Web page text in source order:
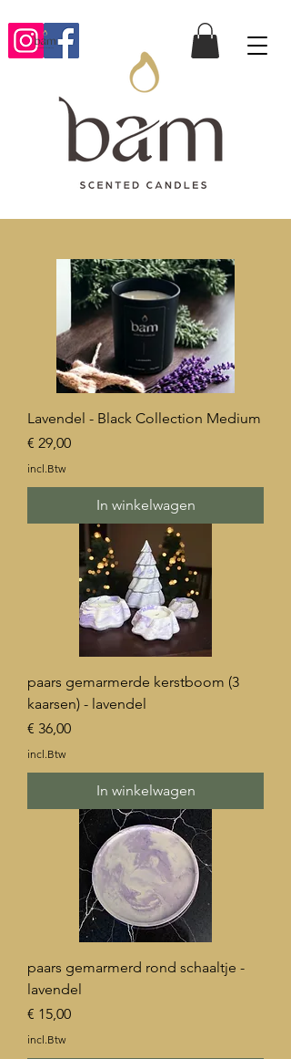
Lavendel - Black Collection Medium
Prijs
€ 29,00
incl.Btw
In winkelwagen
paars gemarmerde kerstboom (3
kaarsen) - lavendel
Prijs
€ 36,00
incl.Btw
In winkelwagen
paars gemarmerd rond schaaltje -
lavendel
Prijs
€ 15,00
incl.Btw